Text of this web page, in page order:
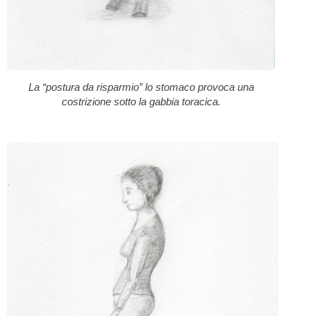
La “postura da risparmio” lo stomaco provoca una
costrizione sotto la gabbia toracica.